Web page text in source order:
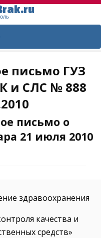
письмо ГУЗ
и СЛС № 888
письмо о
21 июля 2010
здравоохранения
качества и
средств»